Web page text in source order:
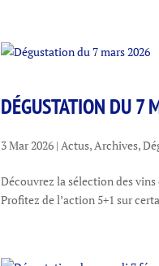
DÉGUSTATION DU 7
3 Mar 2026 | Actus, Archives,
Découvrez la sélection des
Profitez de l’action 5+1 sur